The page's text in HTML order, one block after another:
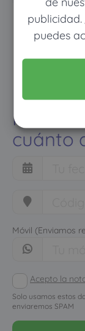
publicidad.
puedes
Pon tus
cuánto
Móvil (Enviamos
Acepto la
Solo usamos estos
enviaremos SPAM